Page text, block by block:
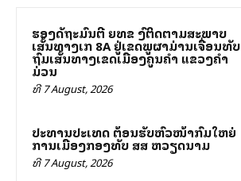
ຮອງລັດຖະມົນຕີ ຍທຂ ລົງຕິດຕາມສະພາບ
ເສັ້ນທາງເລກ 8A ຢູ່ເຂດພູຜາມ່ານເຈື່ອນທັບ
ຖົມເສັ້ນທາງເຂດເມືອງຄູນຄໍາ ແຂວງຄໍາ
ມ່ວນ
ທີ 7 August, 2026
ປະທານປະເທດ ຕ້ອນຮັບຫົວໜ້າກົມໃຫຍ່
ການເມືອງກອງທັບ ສສ ຫວຽດນາມ
ທີ 7 August, 2026